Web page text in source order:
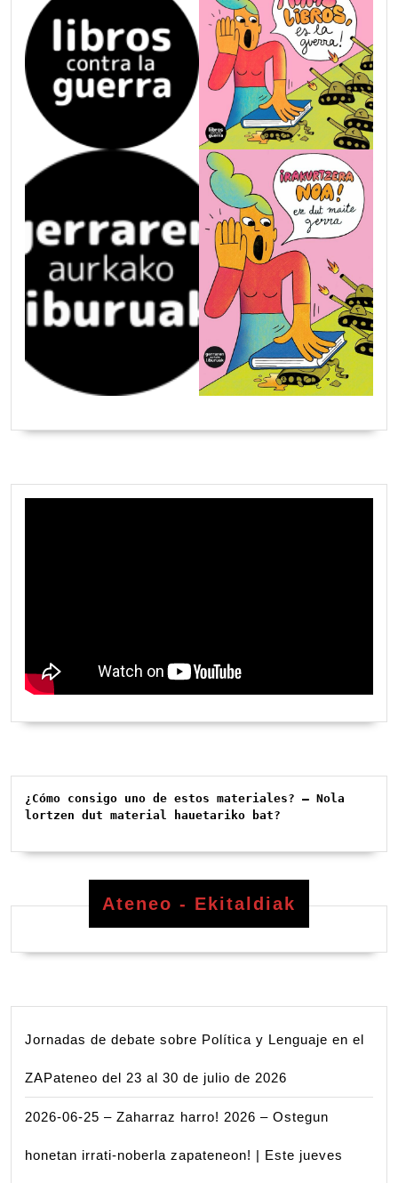
¿Cómo consigo uno de estos materiales? – Nola
lortzen dut material hauetariko bat?
Ateneo - Ekitaldiak
Jornadas de debate sobre Política y Lenguaje en el
ZAPateneo del 23 al 30 de julio de 2026
2026-06-25 – Zaharraz harro! 2026 – Ostegun
honetan irrati-noberla zapateneon! | Este jueves